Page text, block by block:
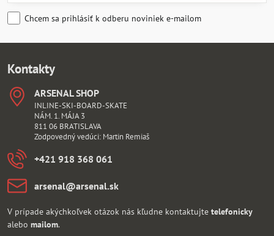
Chcem sa prihlásiť k odberu noviniek e-mailom
Kontakty
ARSENAL SHOP
INLINE-SKI-BOARD-SKATE
NÁM. 1. MÁJA 3
811 06 BRATISLAVA
Zodpovedný vedúci: Martin Remiaš
+421 918 368 061
arsenal​@arsenal​.sk
V prípade akýchkoľvek otázok nás kľudne kontaktujte telefonicky
alebo mailom.